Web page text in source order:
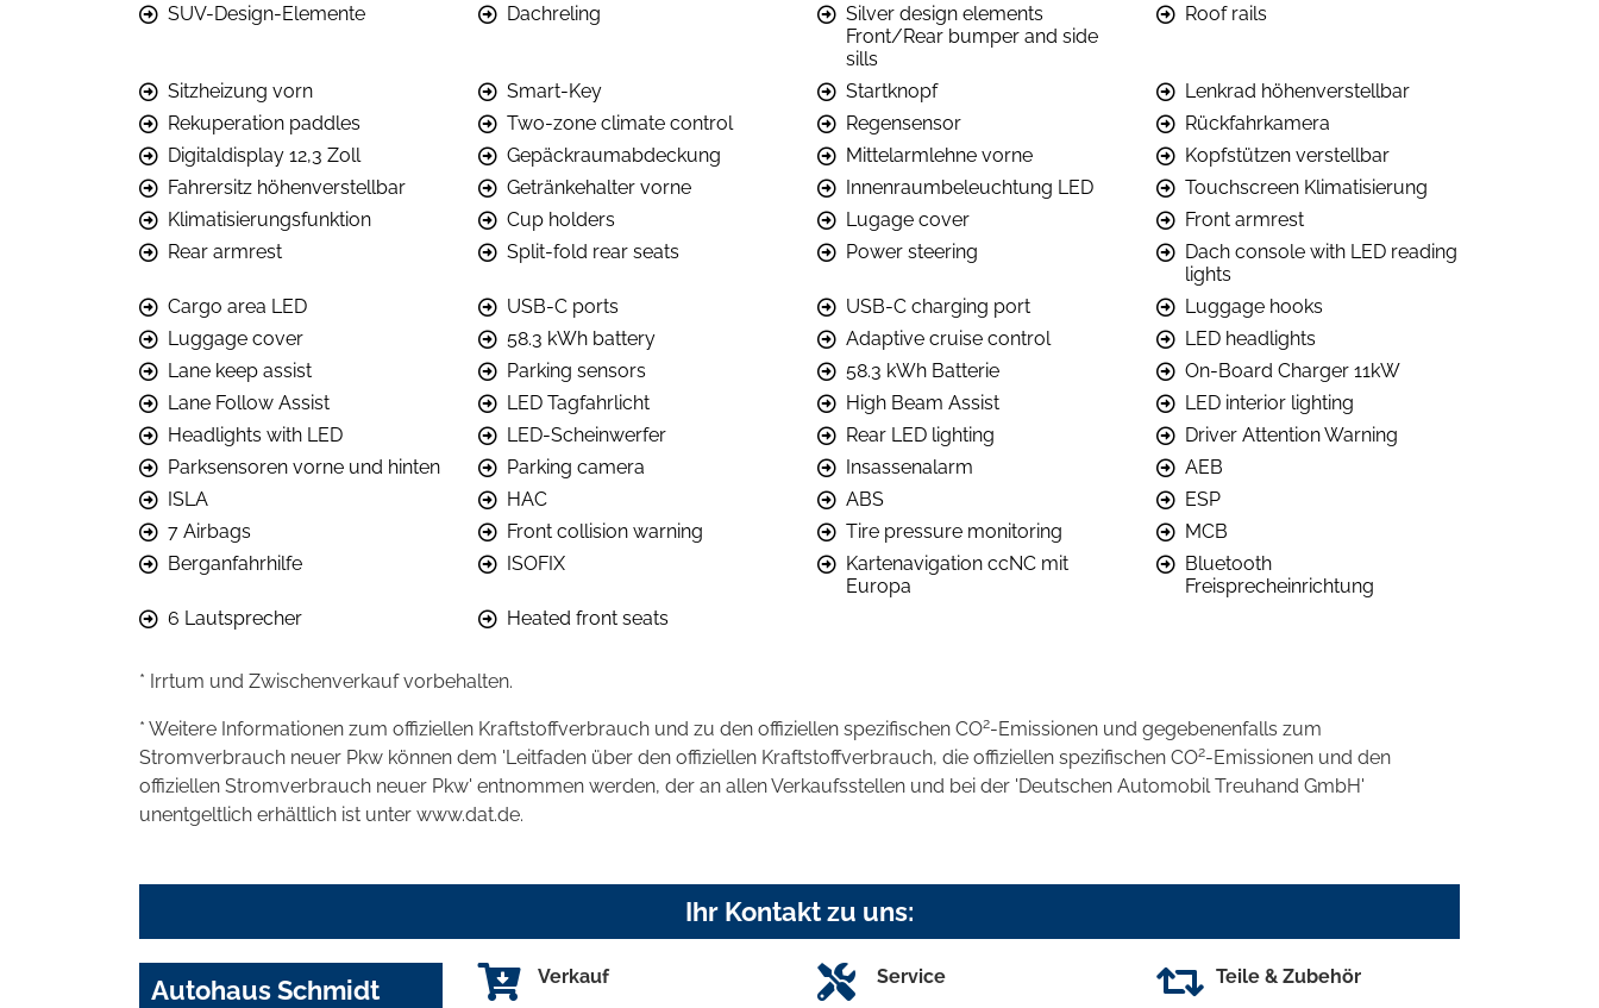
SUV-Design-Elemente
Dachreling
Silver design elements
Front/Rear bumper and side
sills
Roof rails
Sitzheizung vorn Smart-Key Startknopf
Lenkrad höhenverstellbar
Rekuperation paddles
Two-zone climate control Regensensor
Rückfahrkamera
Digitaldisplay 12,3 Zoll
Gepäckraumabdeckung Mittelarmlehne vorne
Kopfstützen verstellbar
Fahrersitz höhenverstellbar
Getränkehalter vorne Innenraumbeleuchtung LED
Touchscreen Klimatisierung
Klimatisierungsfunktion
Cup holders Lugage cover
Front armrest
Rear armrest
Split-fold rear seats Power steering
Dach console with LED reading
lights
Cargo area LED
USB-C ports USB-C charging port
Luggage hooks
Luggage cover
58.3 kWh battery Adaptive cruise control
LED headlights
Lane keep assist
Parking sensors 58.3 kWh Batterie
On-Board Charger 11kW
Lane Follow Assist
LED Tagfahrlicht High Beam Assist
LED interior lighting
Headlights with LED
LED-Scheinwerfer Rear LED lighting
Driver Attention Warning
Parksensoren vorne und hinten
Parking camera Insassenalarm
AEB
ISLA
HAC ABS
ESP
7 Airbags
Front collision warning Tire pressure monitoring
MCB
Berganfahrhilfe
ISOFIX
Kartenavigation ccNC mit
Europa
Bluetooth
Freisprecheinrichtung
6 Lautsprecher
Heated front seats
* Irrtum und Zwischenverkauf vorbehalten.
* Weitere Informationen zum offiziellen Kraftstoffverbrauch und zu den offiziellen spezifischen CO2-Emissionen und gegebenenfalls zum
Stromverbrauch neuer Pkw können dem 'Leitfaden über den offiziellen Kraftstoffverbrauch, die offiziellen spezifischen CO2-Emissionen und den
offiziellen Stromverbrauch neuer Pkw' entnommen werden, der an allen Verkaufsstellen und bei der 'Deutschen Automobil Treuhand GmbH'
unentgeltlich erhältlich ist unter www.dat.de.
Ihr Kontakt zu uns:
Autohaus Schmidt Verkauf Service Teile & Zubehör